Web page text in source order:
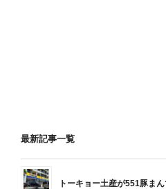
最新記事一覧
トーキョー土産が551豚まん